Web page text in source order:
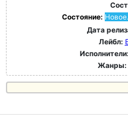
Состояние:
Дата
Лейбл:
Исполнители:
Жанры: